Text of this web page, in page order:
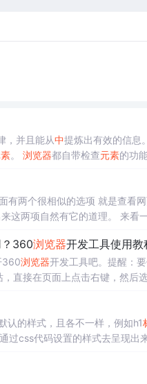
，并且能从中提炼出有效的信息
。 浏览器都自带检查元素的功
有两个很相似的选项 就是查看
项自然有它的道理。 来看一个简
360浏览器开发工具使用教
360浏览器开发工具吧。提醒：
直接在页面上点击右键，然后
的样式，且各不一样，例如h1
过css代码设置的样式去呈现出